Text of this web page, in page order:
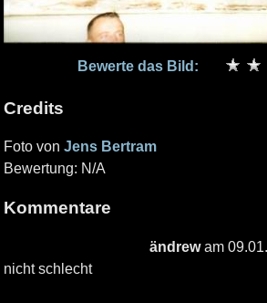
Bewerte das Bild:
Credits
Foto von Jens Bertram
Bewertung: N/A
Kommentare
ändrewam
nicht schlecht